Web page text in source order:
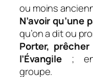
ou moins
N’avoir qu’une
qu’on a dit ou
Porter,
l’Évangile ;
groupe.